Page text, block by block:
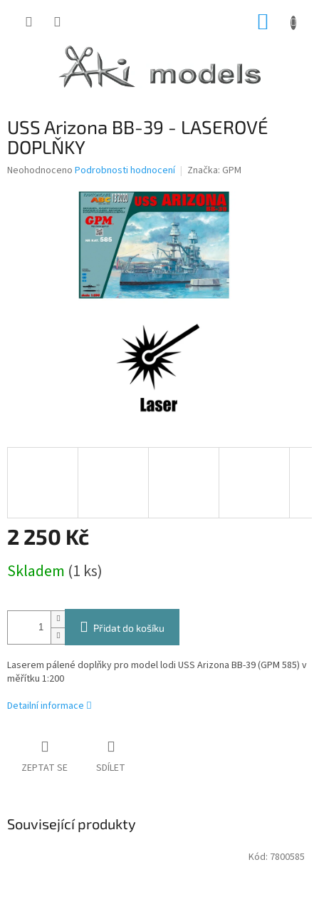
USS Arizona BB-39 - LASEROVÉ
DOPLŇKY
Průměrné
Neohodnoceno Podrobnosti hodnocení Značka: GPM
2 250 Kč
cena:
Skladem (1 ks)
Přidat do košíku
Laserem pálené doplňky pro model lodi USS Arizona BB-39 (GPM 585) v
měřítku 1:200
Detailní informace
ZEPTAT SE SDÍLET
Související produkty
Kód: 7800585